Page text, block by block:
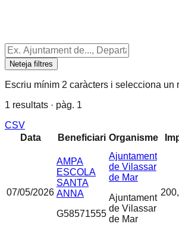
Neteja filtres
Escriu mínim 2 caràcters i selecciona un
1 resultats · pàg. 1
CSV
Data
Beneficiari Organisme
07/05/2026
AMPA
ESCOLA
SANTA
ANNA
G58571555
Ajuntament
de Vilassar
de Mar
Ajuntament
de Vilassar
de Mar